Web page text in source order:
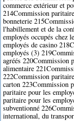
commerce extérieur et
214Commission
bonneterie
l'habillement et de la
employés occupés chez
employés de casino
employés (3)
agréés 220Commission
alimentaire
222Commission
carton 223Commission
paritaire pour les
paritaire pour les
subventionné
international, du